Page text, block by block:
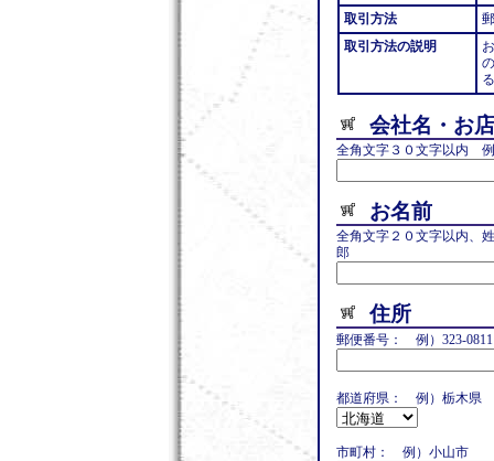
取引方法
取引方法の説明
会社名・お
全角文字３０文字以内
お名前
全角文字２０文字以内、
郎
住所
郵便番号： 例）323-0811
都道府県： 例）栃木県
市町村： 例）小山市